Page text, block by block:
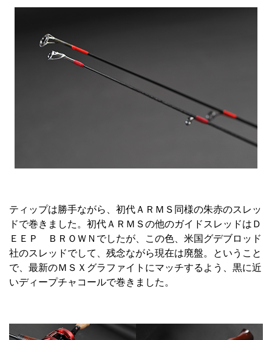
ティップは勝手ながら、初代ＡＲＭＳ同様の朱赤のスレッ
ドで巻きました。初代ＡＲＭＳの他のガイドスレッドはＤ
ＥＥＰ ＢＲＯＷＮでしたが、この色、米国グデブロッド
社のスレッドでして、残念ながら現在は廃盤。ということ
で、最新のＭＳＸグラファイトにマッチするよう、黒に近
いディープチャコールで巻きました。